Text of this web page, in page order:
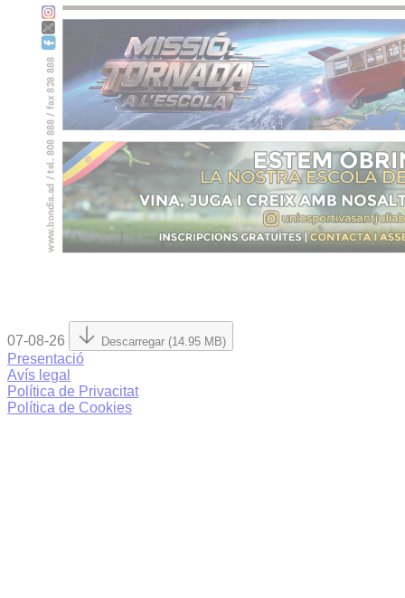
07-08-26 Descarregar (14.95 MB)
Presentació
Avís legal
Política de Privacitat
Política de Cookies